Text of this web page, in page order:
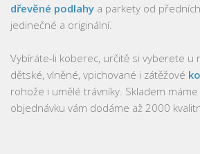
dřevěné podlahy a parkety od
jedinečné a originální.
Vybíráte-li koberec, určitě si vyberete u
dětské, vlněné, vpichované i zátěžové
rohože i umělé trávníky. Skladem
objednávku vám dodáme až 2000